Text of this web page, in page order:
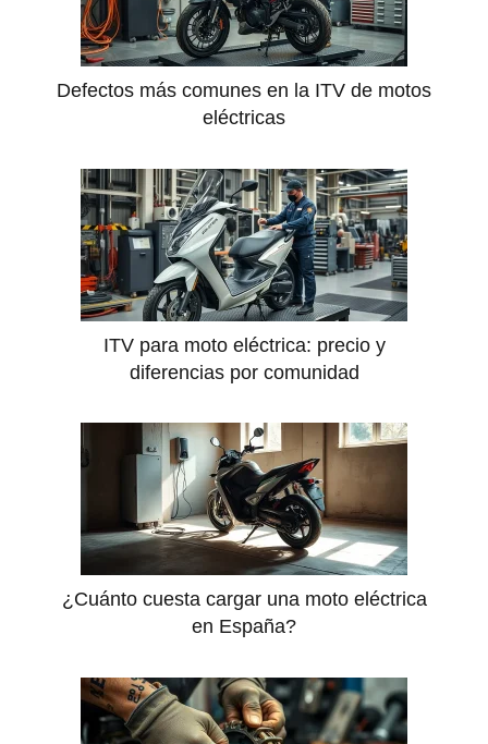
Defectos más comunes en la ITV de motos
eléctricas
ITV para moto eléctrica: precio y
diferencias por comunidad
¿Cuánto cuesta cargar una moto eléctrica
en España?